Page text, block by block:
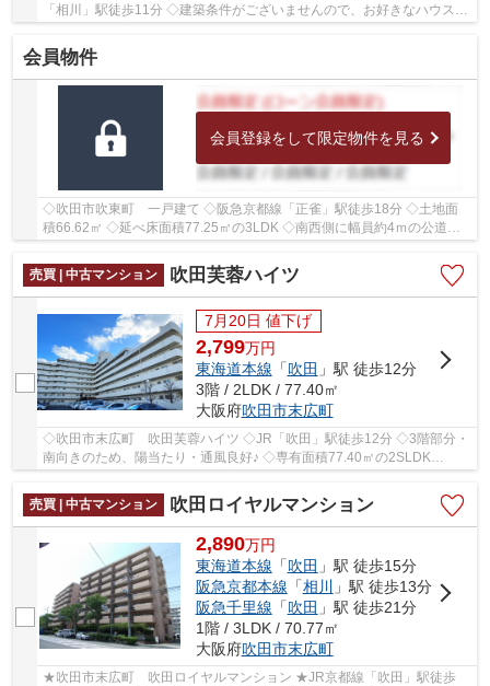
「相川」駅徒歩11分 ◇建築条件がございませんので、お好きなハウスメ
ーカー・工務店にて建築いただけます ◇土地面積44.5...
会員物件
会員登録をして限定物件を見る
◇吹田市吹東町 一戸建て ◇阪急京都線「正雀」駅徒歩18分 ◇土地面
積66.62㎡ ◇延べ床面積77.25㎡の3LDK ◇南西側に幅員約4ｍの公道に
接面しております ◇学校区は吹田東小学校、第五中学...
売買 | 中古マンション
吹田芙蓉ハイツ
7月20日 値下げ
2,799万円
東海道本線 「吹田 」駅 徒歩12分
3階 / 2LDK / 77.40㎡
大阪府吹田市末広町
◇吹田市末広町 吹田芙蓉ハイツ ◇JR「吹田」駅徒歩12分 ◇3階部分・
南向きのため、陽当たり・通風良好♪ ◇専有面積77.40㎡の2SLDK
◇2025年12月室内リフォーム済 ◇吹田第三小学校、第五中...
売買 | 中古マンション
吹田ロイヤルマンション
2,890万円
東海道本線 「吹田 」駅 徒歩15分
阪急京都本線 「相川 」駅 徒歩13分
阪急千里線 「吹田 」駅 徒歩21分
1階 / 3LDK / 70.77㎡
大阪府吹田市末広町
★吹田市末広町 吹田ロイヤルマンション ★JR京都線「吹田」駅徒歩